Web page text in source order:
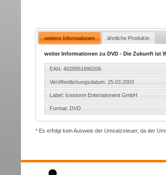
weitere Informationen ähnliche Produkte
weiter Informationen zu DVD - Die Zukunft ist
EAN: 4028951690206
Veröffentlichungsdatum: 25.03.2003
Label: Icestorm Entertainment GmbH
Format: DVD
* Es erfolgt kein Ausweis der Umsatzsteuer, da der